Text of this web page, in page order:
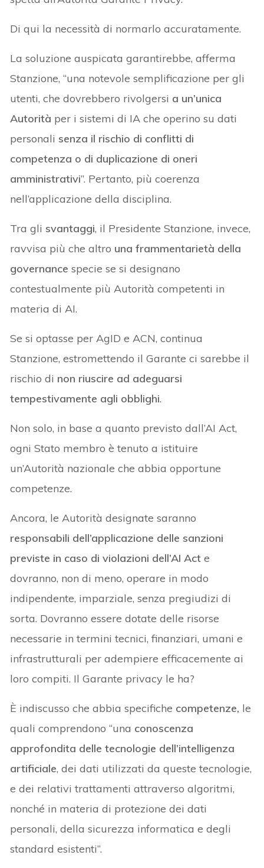
Di qui la necessità di normarlo accuratamente.
La soluzione auspicata garantirebbe, afferma
Stanzione, “una notevole semplificazione per gli
utenti, che dovrebbero rivolgersi a un’unica
Autorità per i sistemi di IA che operino su dati
personali senza il rischio di conflitti di
competenza o di duplicazione di oneri
amministrativi”. Pertanto, più coerenza
nell’applicazione della disciplina.
Tra gli svantaggi, il Presidente Stanzione, invece,
ravvisa più che altro una frammentarietà della
governance specie se si designano
contestualmente più Autorità competenti in
materia di AI.
Se si optasse per AgID e ACN, continua
Stanzione, estromettendo il Garante ci sarebbe il
rischio di non riuscire ad adeguarsi
tempestivamente agli obblighi.
Non solo, in base a quanto previsto dall’AI Act,
ogni Stato membro è tenuto a istituire
un’Autorità nazionale che abbia opportune
competenze.
Ancora, le Autorità designate saranno
responsabili dell’applicazione delle sanzioni
previste in caso di violazioni dell’AI Act e
dovranno, non di meno, operare in modo
indipendente, imparziale, senza pregiudizi di
sorta. Dovranno essere dotate delle risorse
necessarie in termini tecnici, finanziari, umani e
infrastrutturali per adempiere efficacemente ai
loro compiti. Il Garante privacy le ha?
È indiscusso che abbia specifiche competenze, le
quali comprendono “una conoscenza
approfondita delle tecnologie dell’intelligenza
artificiale, dei dati utilizzati da queste tecnologie,
e dei relativi trattamenti attraverso algoritmi,
nonché in materia di protezione dei dati
personali, della sicurezza informatica e degli
standard esistenti”.